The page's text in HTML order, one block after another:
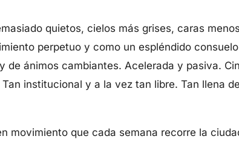
quietos, cielos más grises, caras
perpetuo y como un espléndido
de ánimos cambiantes. Acelerada y pasiva.
institucional y a la vez tan libre. Tan llena
movimiento que cada semana recorre la